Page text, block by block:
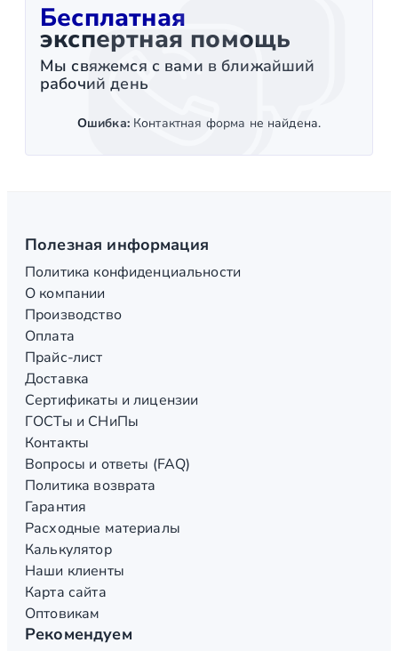
Бесплатная
экспертная помощь
Мы свяжемся с вами в ближайший
рабочий день
Ошибка:Контактная форма не найдена.
Полезная информация
Политика конфиденциальности
О компании
Производство
Оплата
Прайс-лист
Доставка
Сертификаты и лицензии
ГОСТы и СНиПы
Контакты
Вопросы и ответы (FAQ)
Политика возврата
Гарантия
Расходные материалы
Калькулятор
Наши клиенты
Карта сайта
Оптовикам
Рекомендуем